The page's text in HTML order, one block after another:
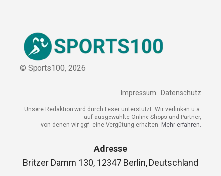
© Sports100, 2026
Impressum Datenschutz
Unsere Redaktion wird durch Leser unterstützt. Wir verlinken u.a.
auf ausgewählte Online-Shops und Partner,
von denen wir ggf. eine Vergütung erhalten. Mehr erfahren.
Adresse
Britzer Damm 130, 12347 Berlin, Deutschland